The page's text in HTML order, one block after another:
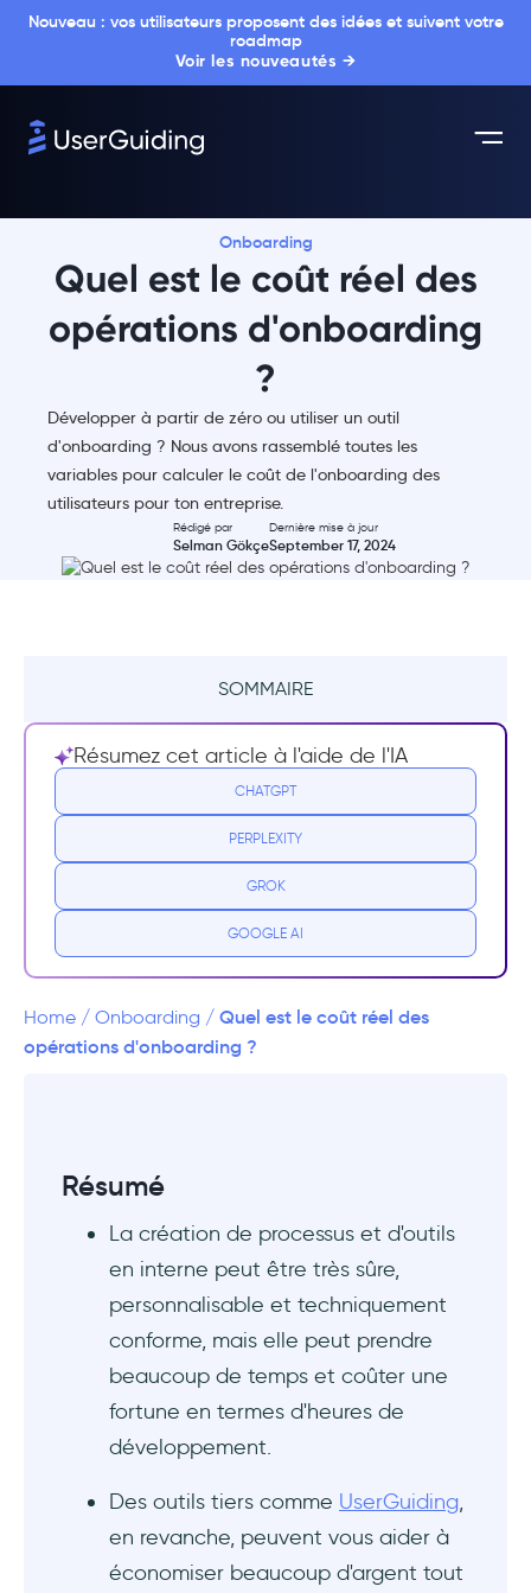
Nouveau : vos utilisateurs proposent des idées et suivent votre
roadmap
Voir les nouveautés →
Onboarding
Quel est le coût réel des
opérations d'onboarding
?
Développer à partir de zéro ou utiliser un outil
d'onboarding ? Nous avons rassemblé toutes les
variables pour calculer le coût de l'onboarding des
utilisateurs pour ton entreprise.
Rédigé par
Selman Gökçe
Dernière mise à jour
September 17, 2024
SOMMAIRE
Résumé
Notre calculatrice
Choisir le type d'onboarding dont vous
Processus d'onboarding automatisés et
interactifs
Appels de démonstration ou d'onboarding
1:1
interne ?
Les inconvénients de l'internalisation
Avantages des produits et services de tiers
Options internes pour l'onboarding des
utilisateurs
Expériences automatisées et interactives
1:1 onboarding : démo et appels
Résumez cet article à l'aide de l'IA
CHATGPT
PERPLEXITY
GROK
GOOGLE AI
Home / Onboarding / Quel est le coût réel des
opérations d'onboarding ?
Résumé
La création de processus et d'outils
en interne peut être très sûre,
personnalisable et techniquement
conforme, mais elle peut prendre
beaucoup de temps et coûter une
fortune en termes d'heures de
développement.
Des outils tiers comme UserGuiding,
en revanche, peuvent vous aider à
économiser beaucoup d'argent tout